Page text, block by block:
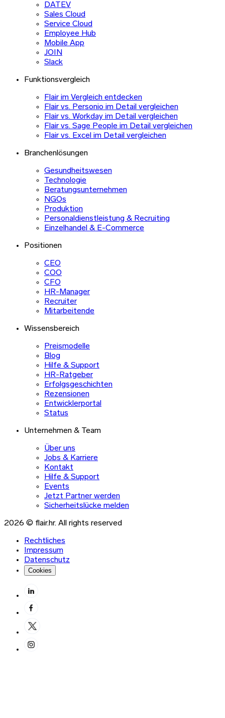
DATEV
Sales Cloud
Service Cloud
Employee Hub
Mobile App
JOIN
Slack
Funktionsvergleich
Flair im Vergleich entdecken
Flair vs. Personio im Detail vergleichen
Flair vs. Workday im Detail vergleichen
Flair vs. Sage People im Detail vergleichen
Flair vs. Excel im Detail vergleichen
Branchenlösungen
Gesundheitswesen
Technologie
Beratungsunternehmen
NGOs
Produktion
Personaldienstleistung & Recruiting
Einzelhandel & E-Commerce
Positionen
CEO
COO
CFO
HR-Manager
Recruiter
Mitarbeitende
Wissensbereich
Preismodelle
Blog
Hilfe & Support
HR-Ratgeber
Erfolgsgeschichten
Rezensionen
Entwicklerportal
Status
Unternehmen & Team
Über uns
Jobs & Karriere
Kontakt
Hilfe & Support
Events
Jetzt Partner werden
Sicherheitslücke melden
2026 © flair.hr. All rights reserved
Rechtliches
Impressum
Datenschutz
Cookies